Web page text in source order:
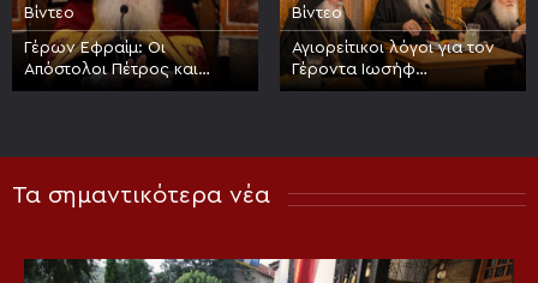
Βίντεο
Γέρων Εφραίμ: Οι
Απόστολοι Πέτρος και
Παύλος είναι στυλοβάτες
Βίντεο
Αγιορείτικοι λόγοι για τον
Γέροντα Ιωσήφ
Βατοπαιδινό, 17 έτη από
Τα σημαντικότερα νέα